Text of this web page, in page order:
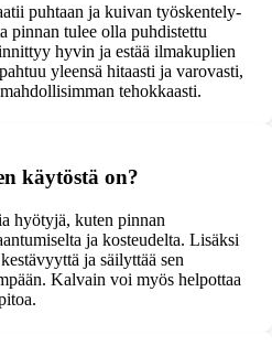
puhtaan ja kuivan työskentely-
pinnan tulee olla puhdistettu
hyvin ja estää ilmakuplien
yleensä hitaasti ja varovasti,
tehokkaasti.
käytöstä on?
hyötyjä, kuten pinnan
ja kosteudelta. Lisäksi
ja säilyttää sen
Kalvain voi myös helpottaa